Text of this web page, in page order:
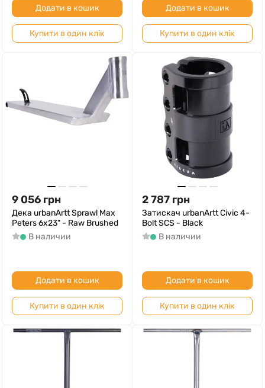
Додати в кошик
Купити в один клік
Додати в кошик
Купити в один клік
9 056 грн
Дека urbanArtt Sprawl Max
Peters 6x23" - Raw Brushed
В наличии
Додати в кошик
Купити в один клік
2 787 грн
Затискач urbanArtt Civic 4-
Bolt SCS - Black
В наличии
Додати в кошик
Купити в один клік